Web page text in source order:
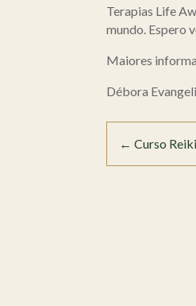
Terapias Life
mundo. Espero
Maiores
Débora
←Curso